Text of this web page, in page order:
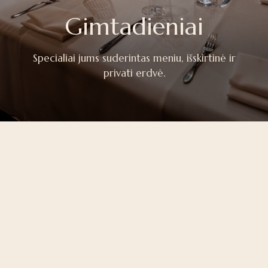
Gimtadieniai
Specialiai jums suderintas meniu, išskirtinė ir
privati erdvė.